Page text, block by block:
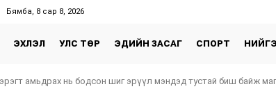
Бямба, 8 сар 8, 2026
ЭХЛЭЛ УЛС ТӨР ЭДИЙН ЗАСАГ СПОРТ
амьдрах нь бодсон шиг эрүүл мэндэд тустай биш байж